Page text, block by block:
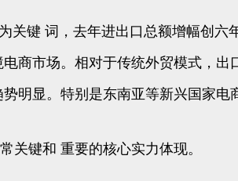
关键 词，去年进出口总额增幅创
商市场。相对于传统外贸模式，
明显。特别是东南亚等新兴国家
关键和 重要的核心实力体现。